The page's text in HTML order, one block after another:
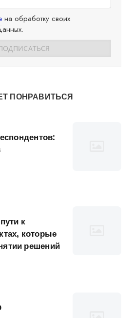
на обработку своих
ПОНРАВИТЬСЯ
к
которые
решений